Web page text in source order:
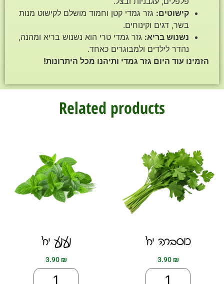
קישוטים: גזר גמדי קטן וחמוד מושלם לקישוט מנות
בשר, דגים וקינוחים.
נשנוש בריא: גזר גמדי טרי הוא נשנוש בריא ומהנה,
נהדר לילדים ולמבוגרים כאחד.
הזמינו עוד היום גזר גמדי ותיהנו מכל היתרונות!
Related products
נענע יח׳
3.90₪
כוסברה יח׳
3.90₪